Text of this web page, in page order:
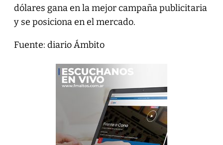
dólares gana en la mejor campaña publicitaria
y se posiciona en el mercado.
Fuente: diario Ámbito